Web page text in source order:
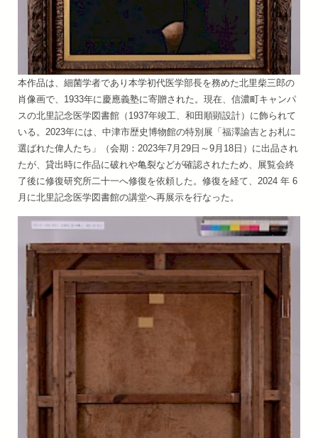
本作品は、細菌学者であり本学初代医学部長を務めた北里柴三郎の
肖像画で、1933年に慶應義塾に寄贈された。現在、信濃町キャンパ
スの北⾥記念医学図書館（1937年竣工、和田順顕設計）に飾られて
いる。2023年には、中津市歴史博物館の特別展「福澤諭吉とお札に
選ばれた偉人たち」（会期：2023年7月29日～9月18日）に出品され
たが、貸出時に作品に破れや亀裂などが確認されたため、展覧会終
了後に修復研究所二十一へ修復を依頼した。修復を経て、2024 年 6
⽉に北⾥記念医学図書館の講堂へ再展⽰を⾏なった。